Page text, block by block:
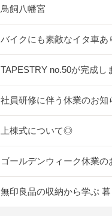
鳥飼八幡宮
バイクにも素敵なイタ車あ
TAPESTRY no.50が完成し
社員研修に伴う休業のお知
上棟式について◎
ゴールデンウィーク休業の
無印良品の収納から学ぶ